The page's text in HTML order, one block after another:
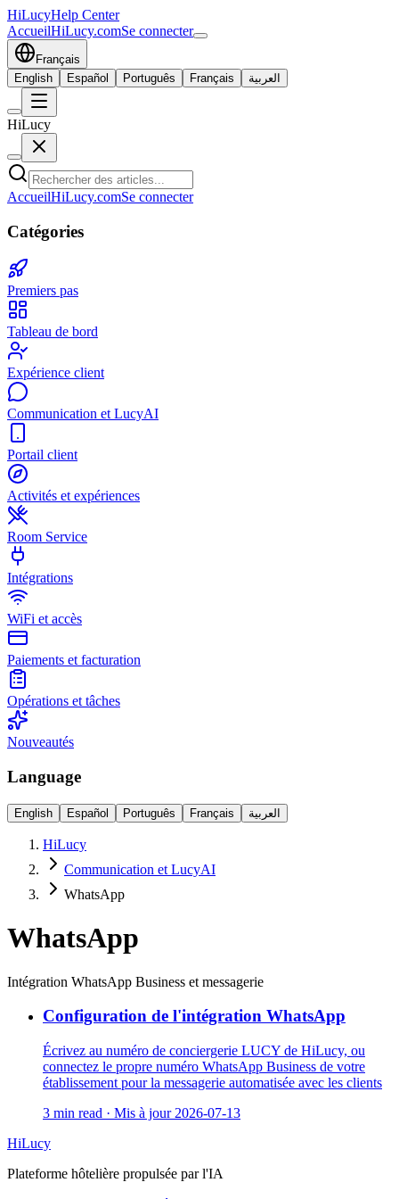
HiLucyHelp Center
AccueilHiLucy.comSe connecter
Français
English
Español Português Français العربية
HiLucy
AccueilHiLucy.comSe connecter
Catégories
Premiers pas
Tableau de bord
Expérience client
Communication et LucyAI
Portail client
Activités et expériences
Room Service
Intégrations
WiFi et accès
Paiements et facturation
Opérations et tâches
Nouveautés
Language
English Español Português Français العربية
HiLucy
Communication et LucyAI
WhatsApp
WhatsApp
Intégration WhatsApp Business et messagerie
Configuration de l'intégration WhatsApp
Écrivez au numéro de conciergerie LUCY de HiLucy, ou
connectez le propre numéro WhatsApp Business de votre
établissement pour la messagerie automatisée avec les clients
3 min read · Mis à jour 2026-07-13
HiLucy
Plateforme hôtelière propulsée par l'IA